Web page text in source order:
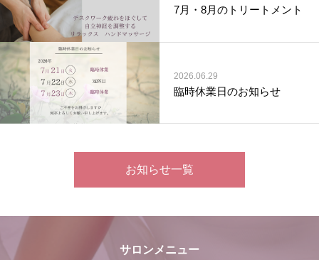
7月・8月のトリートメント
2026.06.29
臨時休業日のお知らせ
お知らせ一覧
サロンメニュー